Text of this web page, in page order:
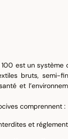
100 est un
bruts, semi-
et
comprennent :
et